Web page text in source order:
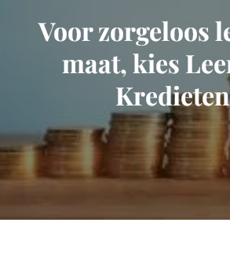
Voor zorgeloos
maat, kies